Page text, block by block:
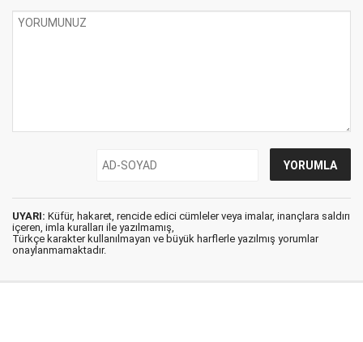
UYARI: Küfür, hakaret, rencide edici cümleler veya imalar, inançlara saldırı
içeren, imla kuralları ile yazılmamış,
Türkçe karakter kullanılmayan ve büyük harflerle yazılmış yorumlar
onaylanmamaktadır.